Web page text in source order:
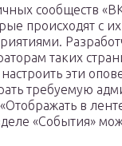
сообществ
происходят с
таких
эти
требуемую
в
«События»